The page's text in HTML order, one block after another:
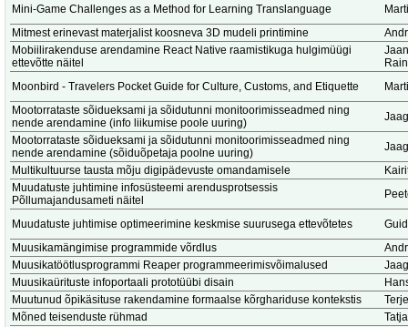
Mini-Game Challenges as a Method for Learning Translanguage
Mitmest erinevast materjalist koosneva 3D mudeli printimine
Mobiilirakenduse arendamine React Native raamistikuga hulgimüügi
ettevõtte näitel
Moonbird - Travelers Pocket Guide for Culture, Customs, and Etiquette
Mootorrataste sõidueksami ja sõidutunni monitoorimisseadmed ning
nende arendamine (info liikumise poole uuring)
Mootorrataste sõidueksami ja sõidutunni monitoorimisseadmed ning
nende arendamine (sõiduõpetaja poolne uuring)
Multikultuurse tausta mõju digipädevuste omandamisele
Muudatuste juhtimine infosüsteemi arendusprotsessis
Põllumajandusameti näitel
Muudatuste juhtimise optimeerimine keskmise suurusega ettevõtetes
Muusikamängimise programmide võrdlus
Muusikatöötlusprogrammi Reaper programmeerimisvõimalused
Muusikaürituste infoportaali prototüübi disain
Muutunud õpikäsituse rakendamine formaalse kõrghariduse kontekstis
Mõned teisenduste rühmad